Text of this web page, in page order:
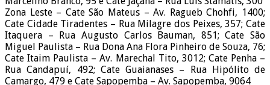
Zona Leste – Cate São Mateus – Av. Ragueb Chohfi, 1400;
Cate Cidade Tiradentes – Rua Milagre dos Peixes, 357; Cate
Itaquera – Rua Augusto Carlos Bauman, 851; Cate São
Miguel Paulista – Rua Dona Ana Flora Pinheiro de Souza, 76;
Cate Itaim Paulista – Av. Marechal Tito, 3012; Cate Penha –
Rua Candapuí, 492; Cate Guaianases – Rua Hipólito de
Camargo, 479 e Cate Sapopemba – Av. Sapopemba, 9064